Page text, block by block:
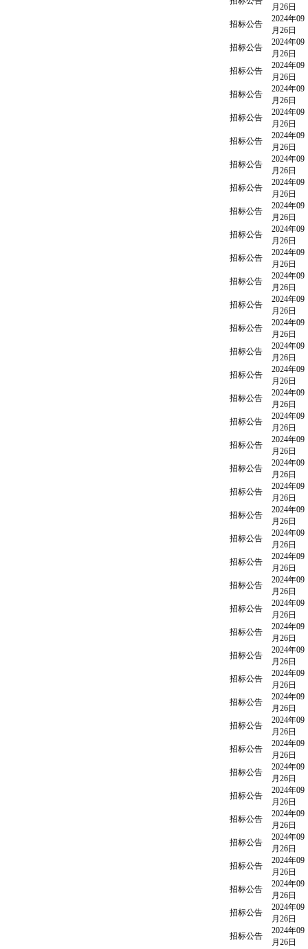
月26日
招标公告
2024年09
月26日
招标公告
2024年09
月26日
招标公告
2024年09
月26日
招标公告
2024年09
月26日
招标公告
2024年09
月26日
招标公告
2024年09
月26日
招标公告
2024年09
月26日
招标公告
2024年09
月26日
招标公告
2024年09
月26日
招标公告
2024年09
月26日
招标公告
2024年09
月26日
招标公告
2024年09
月26日
招标公告
2024年09
月26日
招标公告
2024年09
月26日
招标公告
2024年09
月26日
招标公告
2024年09
月26日
招标公告
2024年09
月26日
招标公告
2024年09
月26日
招标公告
2024年09
月26日
招标公告
2024年09
月26日
招标公告
2024年09
月26日
招标公告
2024年09
月26日
招标公告
2024年09
月26日
招标公告
2024年09
月26日
招标公告
2024年09
月26日
招标公告
2024年09
月26日
招标公告
2024年09
月26日
招标公告
2024年09
月26日
招标公告
2024年09
月26日
招标公告
2024年09
月26日
招标公告
2024年09
月26日
招标公告
2024年09
月26日
招标公告
2024年09
月26日
招标公告
2024年09
月26日
招标公告
2024年09
月26日
招标公告
2024年09
月26日
招标公告
2024年09
月26日
招标公告
2024年09
月26日
招标公告
2024年09
月26日
招标公告
2024年09
月26日